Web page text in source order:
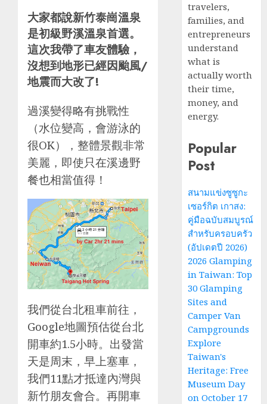
大家都說新竹泰崗溫泉
是初級野溪溫泉首選。
這次我帶了車友體驗，
沒想到地形已經因颱風/
地震而大改了!
過溪變得略有挑戰性
（水位變高，會游泳的
很OK），整體景觀非常
美麗，即使只在溪邊野
餐也相當值得！
我們從台北租車前往，
Google地圖預估從台北
開車約1.5小時。出發當
天是周末，早上塞車，
我們11點才抵達內灣與
新竹朋友會合。再開車
travelers,
families, and
entrepreneurs
understand
what is
actually worth
their time,
money, and
energy.
Popular
Post
สนามแข่งซูซูกะ
เซอร์กิต เกาสง:
คู่มือฉบับสมบูรณ์
สำหรับครอบครัว
(อัปเดตปี 2026)
2026 Glamping
in Taiwan: Top
30 Glamping
Sites and
Camper Van
Campgrounds
Explore
Taiwan's
Heritage: Free
Museum Day
on October 17